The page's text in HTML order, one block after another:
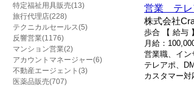
特定福祉用具販売(13)
旅行代理店(228)
テクニカルセールス(5)
反響営業(1176)
マンション営業(2)
アカウントマネージャー(6)
不動産エージェント(3)
医薬品販売(707)
営業 テレ
株式会社
歩合 【 給与 】
月給：
営業職、イン
テレアポ、
カスタマー